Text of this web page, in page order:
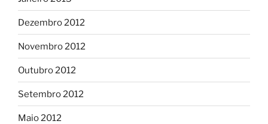
Dezembro 2012
Novembro 2012
Outubro 2012
Setembro 2012
Maio 2012